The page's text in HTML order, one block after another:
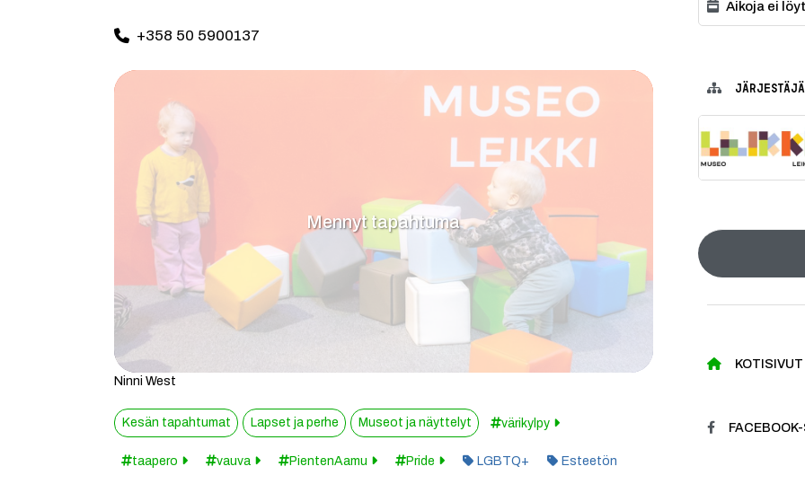
+358 50 5900137
Mennyt tapahtuma
Ninni West
Kesän tapahtumat Lapset ja perhe Museot ja näyttelyt värikylpy
taapero vauva PientenAamu Pride Kategoria:
LGBTQ+ Esteetön
Aikoja ei
JÄRJESTÄJÄ
KOTISIVUT